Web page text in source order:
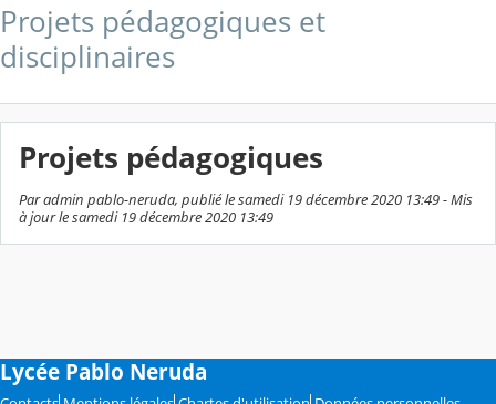
Projets pédagogiques et
disciplinaires
Projets pédagogiques
Par admin pablo-neruda, publié le samedi 19 décembre 2020 13:49 - Mis
à jour le samedi 19 décembre 2020 13:49
Lycée Pablo Neruda